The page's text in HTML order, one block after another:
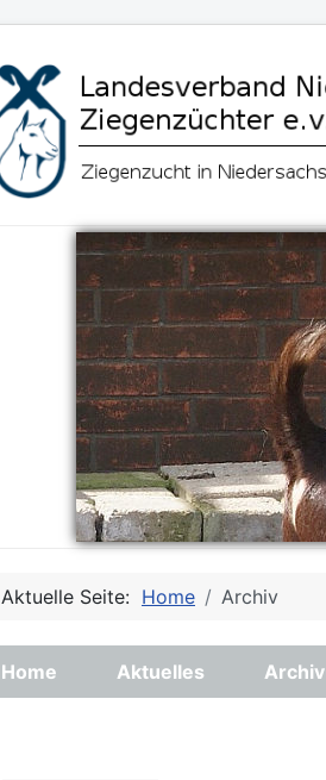
Aktuelle Seite: Home Archiv
Home Aktuelles Archiv